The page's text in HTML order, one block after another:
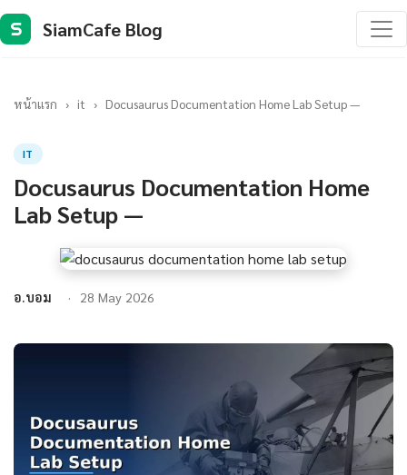
S SiamCafe Blog
หน้าแรก › it › Docusaurus Documentation Home Lab Setup —
IT
Docusaurus Documentation Home
Lab Setup —
อ.บอม 28 May 2026